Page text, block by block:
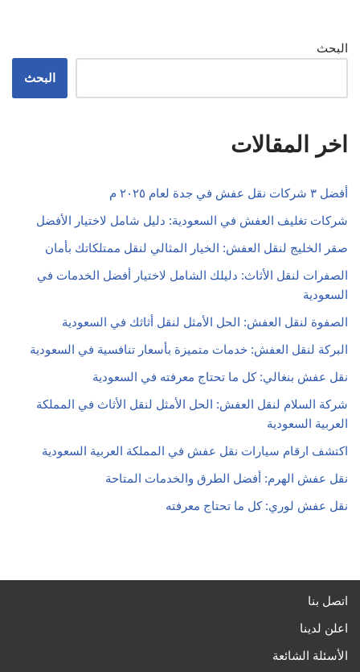
البحث
البحث
اخر المقالات
أفضل ٣ شركات نقل عفش في جدة لعام ٢٠٢٥ م
شركات تغليف العفش في السعودية: دليل شامل لاختيار الأفضل
صقر الخليج لنقل العفش: الخيار المثالي لنقل ممتلكاتك بأمان
الصفرات لنقل الأثاث: دليلك الشامل لاختيار أفضل الخدمات في
السعودية
الصفوة لنقل العفش: الحل الأمثل لنقل أثاثك في السعودية
البركة لنقل العفش: خدمات متميزة بأسعار تنافسية في السعودية
نقل عفش بنغالي: كل ما تحتاج معرفته في السعودية
شركة السلام لنقل العفش: الحل الأمثل لنقل الأثاث في المملكة
العربية السعودية
اكتشف ارقام سيارات نقل عفش في المملكة العربية السعودية
نقل عفش الهرم: أفضل الطرق والخدمات المتاحة
نقل عفش لوري: كل ما تحتاج معرفته
اتصل بنا
اعلن لدينا
الأسئلة الشائعة